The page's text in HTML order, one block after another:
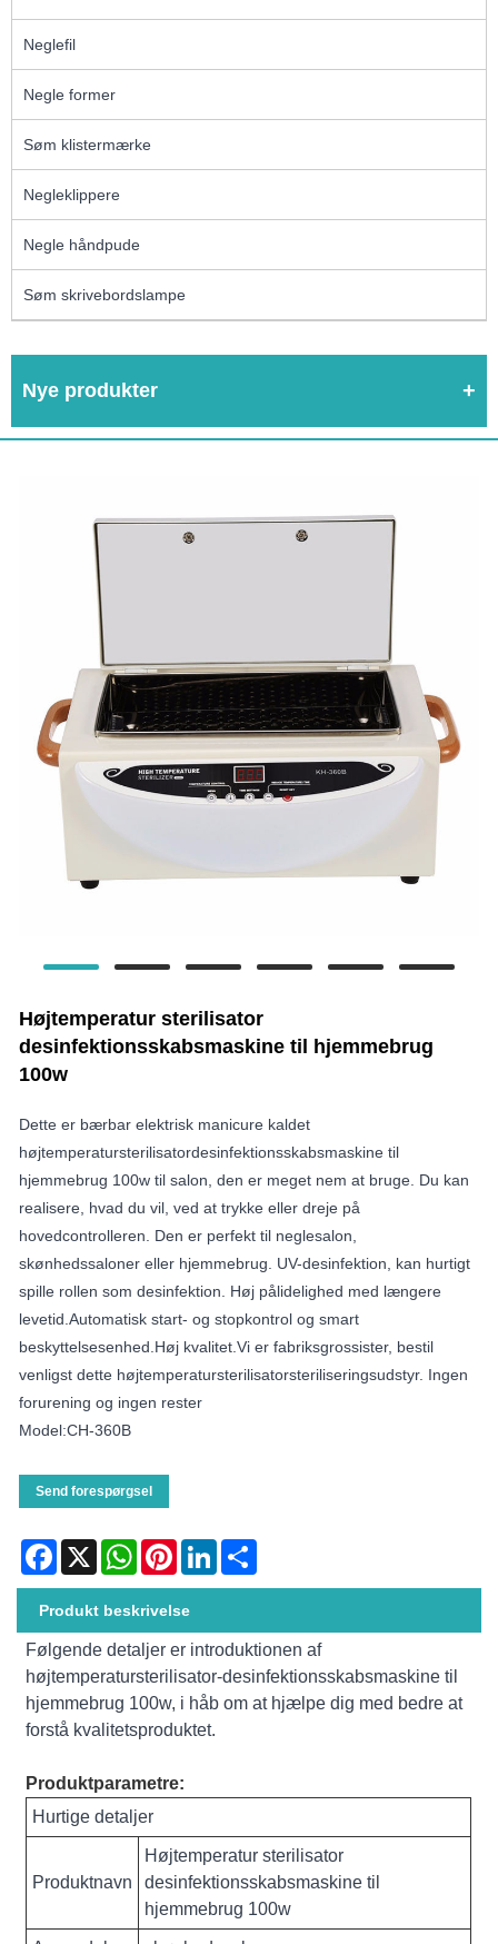
Neglefil
Negle former
Søm klistermærke
Negleklippere
Negle håndpude
Søm skrivebordslampe
Nye produkter
Højtemperatur sterilisator
desinfektionsskabsmaskine til hjemmebrug
100w
Dette er bærbar elektrisk manicure kaldet
højtemperatursterilisatordesinfektionsskabsmaskine til
hjemmebrug 100w til salon, den er meget nem at bruge. Du kan
realisere, hvad du vil, ved at trykke eller dreje på
hovedcontrolleren. Den er perfekt til neglesalon,
skønhedssaloner eller hjemmebrug. UV-desinfektion, kan hurtigt
spille rollen som desinfektion. Høj pålidelighed med længere
levetid.Automatisk start- og stopkontrol og smart
beskyttelsesenhed.Høj kvalitet.Vi er fabriksgrossister, bestil
venligst dette højtemperatursterilisatorsteriliseringsudstyr. Ingen
forurening og ingen rester
Model:CH-360B
Send forespørgsel
Facebook
X WhatsAppPinterestLinkedIn
Produkt beskrivelse
Følgende detaljer er introduktionen af ​​
højtemperatursterilisator-desinfektionsskabsmaskine til
hjemmebrug 100w, i håb om at hjælpe dig med bedre at
forstå kvalitetsproduktet.
Produktparametre:
Hurtige detaljer
Produktnavn
Højtemperatur sterilisator
desinfektionsskabsmaskine til
hjemmebrug 100w